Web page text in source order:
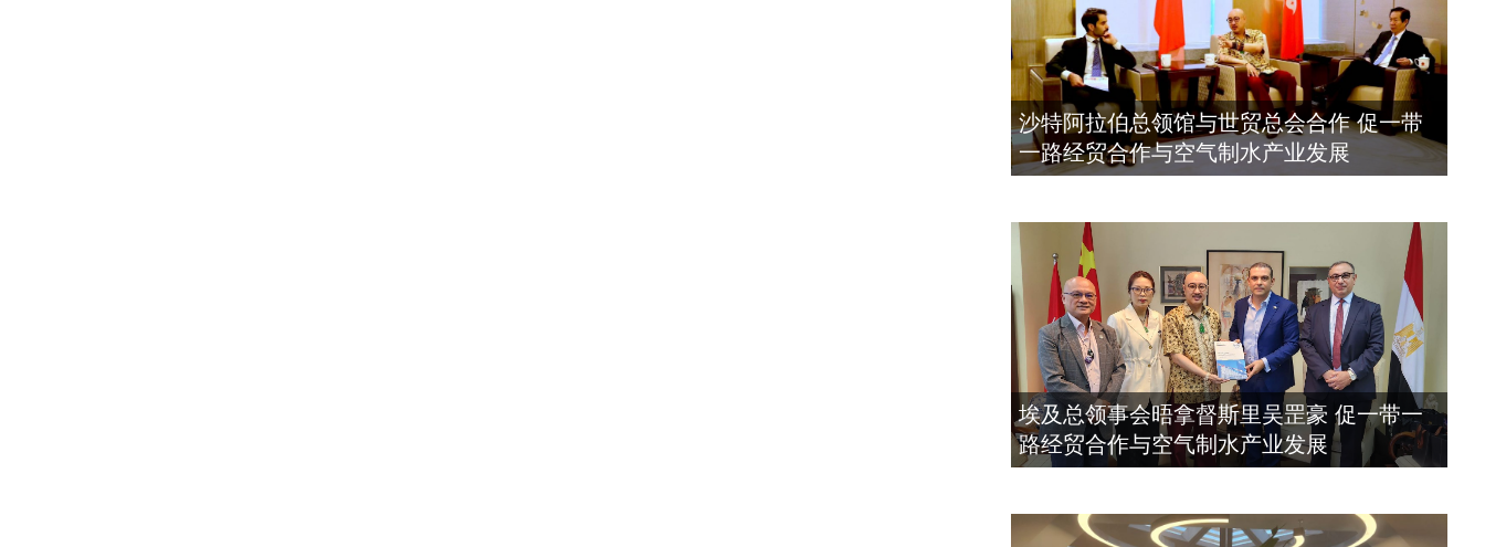
拿督斯里吴罡豪晤土耳其总领事 促一带
一路经贸合作与空气制水产业发展
2023年11月23日
斯裏吳達鎔教授首發
2021年12月10日
空氣制水發明人吳達鎔出席聯合國環境
科政商管治聯盟會議
2021年12月10日
沙特阿拉伯总领馆与世贸总会合作 促一带
一路经贸合作与空气制水产业发展
埃及总领事会晤拿督斯里吴罡豪 促一带一
路经贸合作与空气制水产业发展